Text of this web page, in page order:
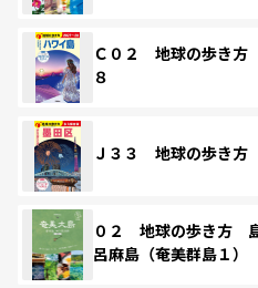
Ｃ０２ 地球の歩き
８
Ｊ３３ 地球の歩き
０２ 地球の歩き方
呂麻島（奄美群島１